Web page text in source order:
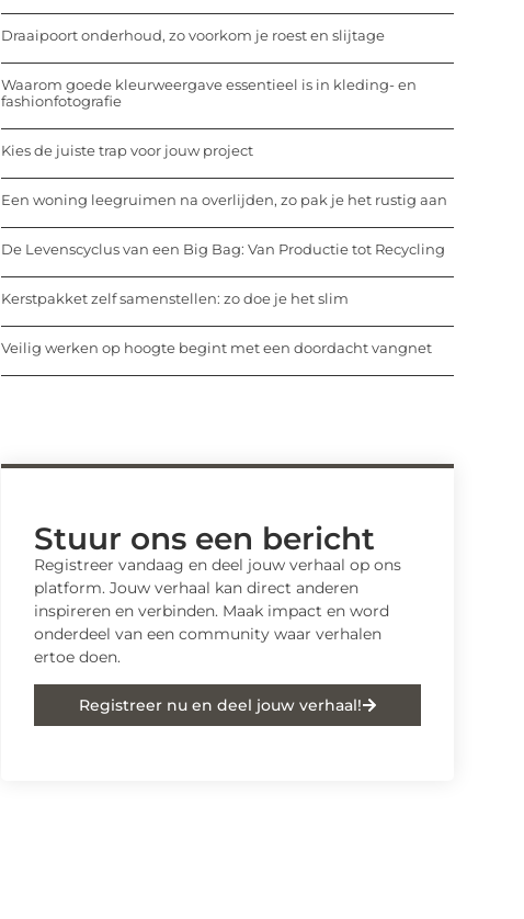
Draaipoort onderhoud, zo voorkom je roest en slijtage
Waarom goede kleurweergave essentieel is in kleding- en
fashionfotografie
Kies de juiste trap voor jouw project
Een woning leegruimen na overlijden, zo pak je het rustig aan
De Levenscyclus van een Big Bag: Van Productie tot Recycling
Kerstpakket zelf samenstellen: zo doe je het slim
Veilig werken op hoogte begint met een doordacht vangnet
Stuur ons een bericht
Registreer vandaag en deel jouw verhaal op ons
platform. Jouw verhaal kan direct anderen
inspireren en verbinden. Maak impact en word
onderdeel van een community waar verhalen
ertoe doen.
Registreer nu en deel jouw verhaal!